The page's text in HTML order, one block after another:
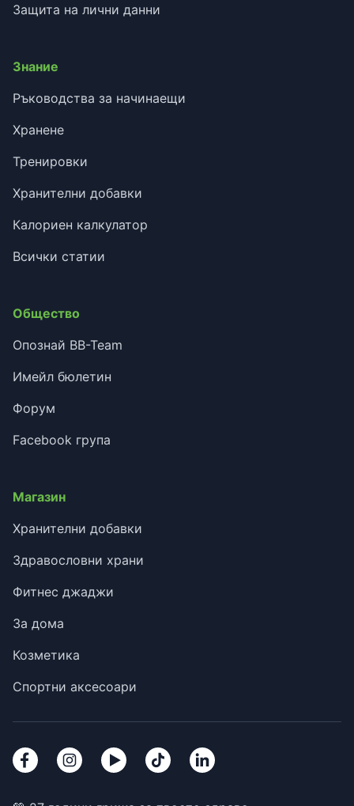
Защита на лични данни
Знание
Ръководства за начинаещи
Хранене
Тренировки
Хранителни добавки
Калориен калкулатор
Всички статии
Общество
Опознай BB-Team
Имейл бюлетин
Форум
Facebook група
Магазин
Хранителни добавки
Здравословни храни
Фитнес джаджи
За дома
Козметика
Спортни аксесоари